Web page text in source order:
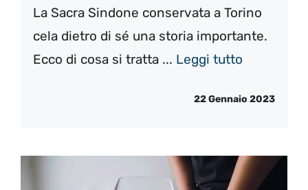
La Sacra Sindone conservata a Torino
cela dietro di sé una storia importante.
Ecco di cosa si tratta ... Leggi tutto
22 Gennaio 2023